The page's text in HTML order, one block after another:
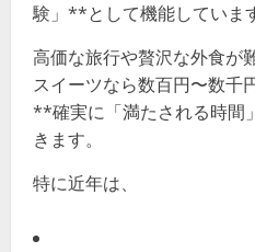
験」**として機能していま
高価な旅行や贅沢な外食が
スイーツなら数百円〜数千円
**確実に「満たされる時間
きます。
特に近年は、